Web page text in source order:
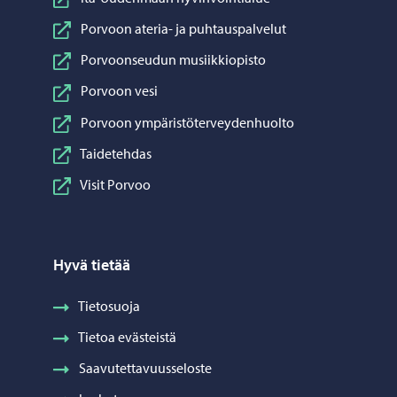
Porvoon ateria- ja puhtauspalvelut
Porvoonseudun musiikkiopisto
Porvoon vesi
Porvoon ympäristöterveydenhuolto
Taidetehdas
Visit Porvoo
Hyvä tietää
Tietosuoja
Tietoa evästeistä
Saavutettavuusseloste